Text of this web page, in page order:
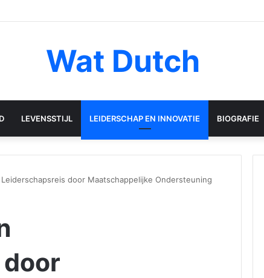
Wat Dutch
LEVENSSTIJL LEIDERSCHAP EN INNOVATIE BIOGRAFIE
door Maatschappelijke Ondersteuning